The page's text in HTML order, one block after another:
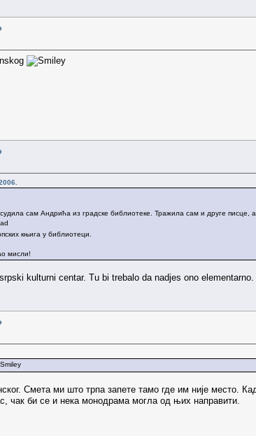
сам Андрића из градске библиотеке. Тражила сам и друге
књига у библиотеци.
мисли!
kulturni centar. Tu bi trebalo da nadjes ono
Смета ми што трпа запете тамо где им није место.
чак би се и нека монодрама могла од њих направити.